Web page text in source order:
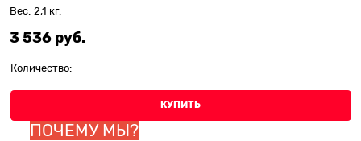
Вес: 2,1 кг.
3 536 руб.
Количество:
КУПИТЬ
ПОЧЕМУ МЫ?